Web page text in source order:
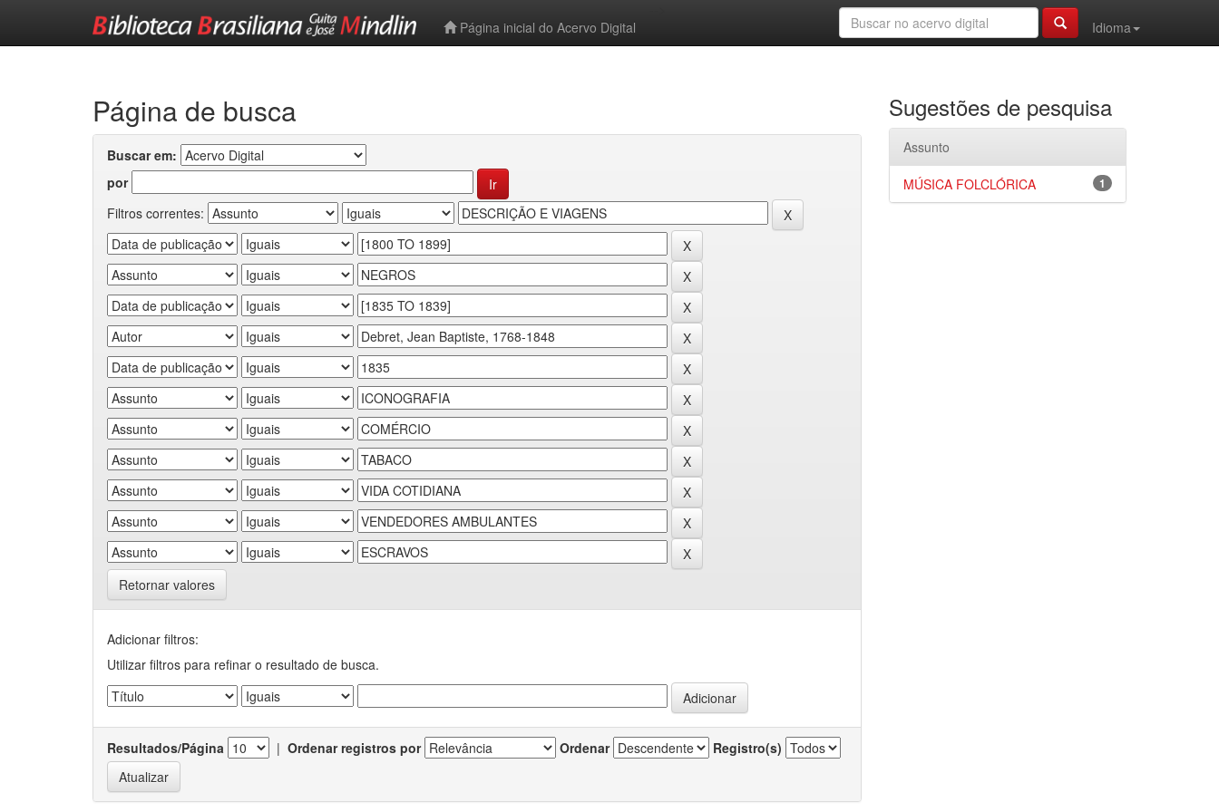
Página inicial do Acervo Digital
Idioma
Página de busca
Buscar em:
por
Filtros correntes:
Retornar valores
Adicionar filtros:
Utilizar filtros para refinar o resultado de busca.
Resultados/Página | Ordenar registros por Ordenar Registro(s)
Sugestões de pesquisa
Assunto
1
MÚSICA FOLCLÓRICA